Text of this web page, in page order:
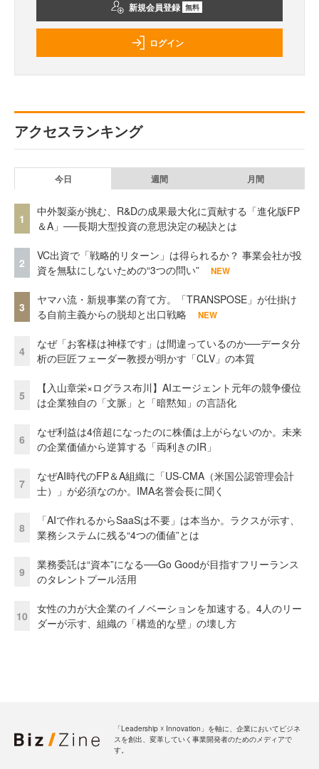
新規会員登録 無料
ログイン
アクセスランキング
今日 週間 月間
1
中外製薬が挑む、R&Dの成果最大化に貢献する「進化版FP
＆A」──長期大型投資の意思決定の秘訣とは
2
VC出資で「戦略的リターン」は得られるか？ 事業会社が投
資を無駄にしないための“3つの問い”
NEW
3
ヤマハ流・新規事業の育て方。「TRANSPOSE」が仕掛け
る自前主義からの脱却と出口戦略
NEW
4
なぜ「お客様は神様です」は間違っているのか──データ分
析の巨匠フェーダー教授が明かす「CLV」の本質
5
【入山章栄×ログラス布川】AIエージェント元年の競争優位
は企業独自の「文脈」と「暗黙知」の言語化
6
なぜ利益は4倍超になったのに株価は上がらないのか。未来
の企業価値から逆算する「両利きのIR」
7
なぜAI時代のFP＆A組織に「US-CMA（米国公認管理会計
士）」が必須なのか。IMA名誉会長に聞く
8
「AIで作れるからSaaSは不要」は本当か。ラクスが示す、
業務システムに残る“4つの価値”とは
9
業務委託は“資本”になる──Go Goodが目指すフリーランス
のタレントプール活用
10
女性の力が大企業のイノベーションを加速する。4人のリー
ダーが示す、組織の「構造的な壁」の壊し方
「Leadership ☓ Innovation」を軸に、企業においてビジネ
スを創出、変革していく事業開発者のためのメディアで
す。